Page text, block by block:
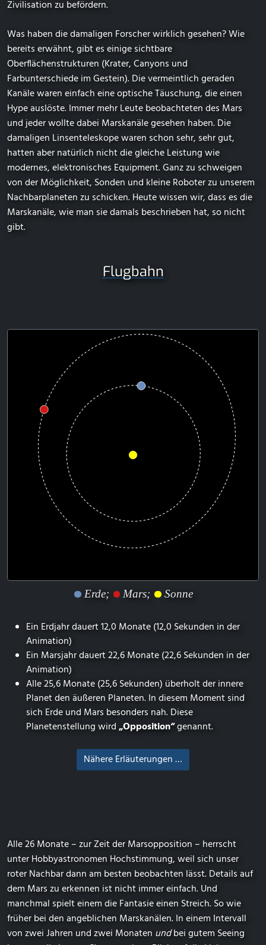
Zivilisation zu befördern.
Was haben die damaligen Forscher wirklich gesehen? Wie
bereits erwähnt, gibt es einige sichtbare
Oberflächenstrukturen (Krater, Canyons und
Farbunterschiede im Gestein). Die vermeintlich geraden
Kanäle waren einfach eine optische Täuschung, die einen
Hype auslöste. Immer mehr Leute beobachteten des Mars
und jeder wollte dabei Marskanäle gesehen haben. Die
damaligen Linsenteleskope waren schon sehr, sehr gut,
hatten aber natürlich nicht die gleiche Leistung wie
modernes, elektronisches Equipment. Ganz zu schweigen
von der Möglichkeit, Sonden und kleine Roboter zu unserem
Nachbarplaneten zu schicken. Heute wissen wir, dass es die
Marskanäle, wie man sie damals beschrieben hat, so nicht
gibt.
Flugbahn
Erde; Mars; Sonne
Ein Erdjahr dauert 12,0 Monate (12,0 Sekunden in der
Animation)
Ein Marsjahr dauert 22,6 Monate (22,6 Sekunden in der
Animation)
Alle 25,6 Monate (25,6 Sekunden) überholt der innere
Planet den äußeren Planeten. In diesem Moment sind
sich Erde und Mars besonders nah. Diese
Planetenstellung wird„Opposition“genannt.
Nähere Erläuterungen …
Alle 26 Monate – zur Zeit der Marsopposition – herrscht
unter Hobbyastronomen Hochstimmung, weil sich unser
roter Nachbar dann am besten beobachten lässt. Details auf
dem Mars zu erkennen ist nicht immer einfach. Und
manchmal spielt einem die Fantasie einen Streich. So wie
früher bei den angeblichen Marskanälen. In einem Intervall
von zwei Jahren und zwei Monaten undbei gutem Seeing